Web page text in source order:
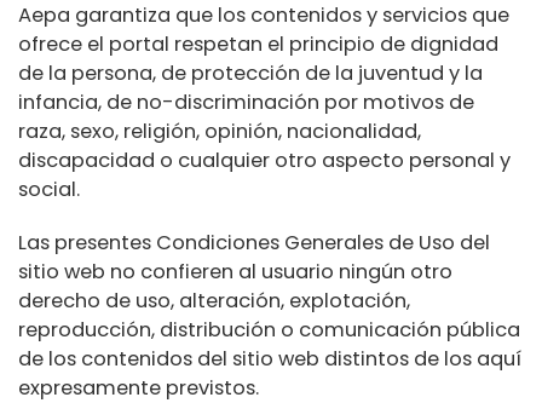
Aepa garantiza que los contenidos y servicios que
ofrece el portal respetan el principio de dignidad
de la persona, de protección de la juventud y la
infancia, de no-discriminación por motivos de
raza, sexo, religión, opinión, nacionalidad,
discapacidad o cualquier otro aspecto personal y
social.
Las presentes Condiciones Generales de Uso del
sitio web no confieren al usuario ningún otro
derecho de uso, alteración, explotación,
reproducción, distribución o comunicación pública
de los contenidos del sitio web distintos de los aquí
expresamente previstos.